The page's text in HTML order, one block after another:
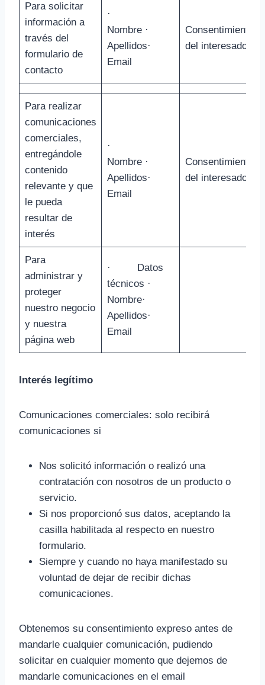
Para solicitar
información a
través del
formulario de
contacto
·
Nombre ·
Apellidos·
Email
Consentimiento
del interesado
Para realizar
comunicaciones
comerciales,
entregándole
contenido
relevante y que
le pueda
resultar de
interés
·
Nombre ·
Apellidos·
Email
Consentimiento
del interesado
Para
administrar y
proteger
nuestro negocio
y nuestra
página web
· Datos
técnicos ·
Nombre·
Apellidos·
Email
Interés legítimo
Comunicaciones comerciales: solo recibirá
comunicaciones si
Nos solicitó información o realizó una
contratación con nosotros de un producto o
servicio.
Si nos proporcionó sus datos, aceptando la
casilla habilitada al respecto en nuestro
formulario.
Siempre y cuando no haya manifestado su
voluntad de dejar de recibir dichas
comunicaciones.
Obtenemos su consentimiento expreso antes de
mandarle cualquier comunicación, pudiendo
solicitar en cualquier momento que dejemos de
mandarle comunicaciones en el email